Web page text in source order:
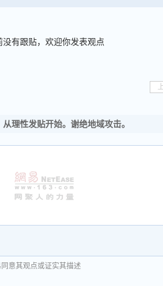
没有跟贴，欢迎你发表观点
理性发贴开始。谢绝地域攻击。
意其观点或证实其描述